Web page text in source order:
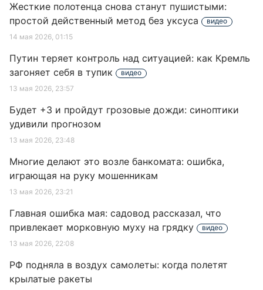
Жесткие полотенца снова станут пушистыми:
простой действенный метод без уксуса
видео
14 мая 2026, 01:15
Путин теряет контроль над ситуацией: как Кремль
загоняет себя в тупик
видео
13 мая 2026, 23:57
Будет +3 и пройдут грозовые дожди: синоптики
удивили прогнозом
13 мая 2026, 23:48
Многие делают это возле банкомата: ошибка,
играющая на руку мошенникам
13 мая 2026, 23:21
Главная ошибка мая: садовод рассказал, что
привлекает морковную муху на грядку
видео
13 мая 2026, 22:08
РФ подняла в воздух самолеты: когда полетят
крылатые ракеты